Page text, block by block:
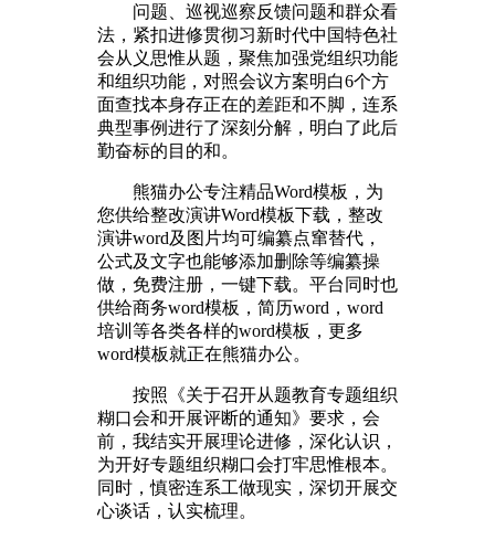
问题、巡视巡察反馈问题和群众看
法，紧扣进修贯彻习新时代中国特色社
会从义思惟从题，聚焦加强党组织功能
和组织功能，对照会议方案明白6个方
面查找本身存正在的差距和不脚，连系
典型事例进行了深刻分解，明白了此后
勤奋标的目的和。
熊猫办公专注精品Word模板，为
您供给整改演讲Word模板下载，整改
演讲word及图片均可编纂点窜替代，
公式及文字也能够添加删除等编纂操
做，免费注册，一键下载。平台同时也
供给商务word模板，简历word，word
培训等各类各样的word模板，更多
word模板就正在熊猫办公。
按照《关于召开从题教育专题组织
糊口会和开展评断的通知》要求，会
前，我结实开展理论进修，深化认识，
为开好专题组织糊口会打牢思惟根本。
同时，慎密连系工做现实，深切开展交
心谈话，认实梳理。